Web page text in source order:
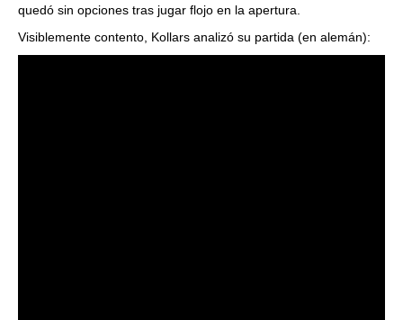
quedó sin opciones tras jugar flojo en la apertura.
Visiblemente contento, Kollars analizó su partida (en alemán):